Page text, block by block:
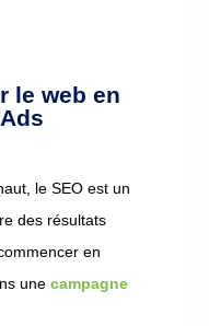
le web en
le SEO est un
des résultats
en
unecampagne